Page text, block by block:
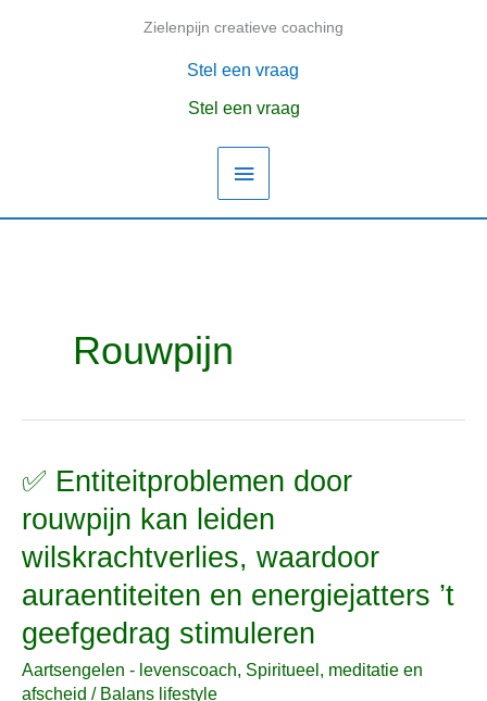
Zielenpijn creatieve coaching
Hoofdmenu
Stel een vraag
Stel een vraag
Rouwpijn
✅ Entiteitproblemen door
rouwpijn kan leiden
wilskrachtverlies, waardoor
auraentiteiten en energiejatters ’t
geefgedrag stimuleren
Aartsengelen - levenscoach, Spiritueel, meditatie en
afscheid / Balans lifestyle
✅
Entiteitproblemen
door
rouwpijn
leiden
wilskrachtverlies,
waardoor
auraentiteiten